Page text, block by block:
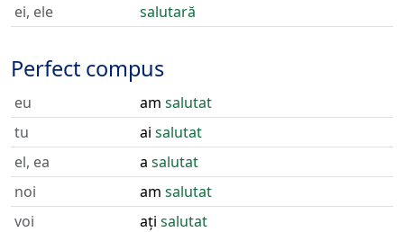
ei, ele
salutară
Perfect compus
eu am salutat
tu
ai salutat
el, ea
a salutat
noi
am salutat
voi
ați salutat